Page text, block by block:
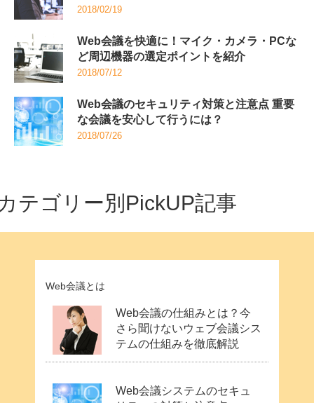
2018/02/19
Web会議を快適に！マイク・カメラ・PCな
ど周辺機器の選定ポイントを紹介
2018/07/12
Web会議のセキュリティ対策と注意点 重要
な会議を安心して行うには？
2018/07/26
テゴリー別PickUP記事
Web会議とは
Web会議の仕組みとは？今
さら聞けないウェブ会議シス
テムの仕組みを徹底解説
Web会議システムのセキュ